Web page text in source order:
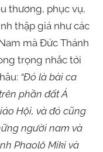
thương, phục vụ,
thập giá như các
mà Đức Thánh
trọng nhắc tới
“Đó là bài ca
phần đất Á
Hội, và đó cũng
người nam và
Phaolô Miki và